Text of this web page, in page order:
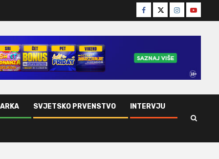
Facebook
TwitterInstagram
Youtube
SVJETSKO PRVENSTVO INTERVJU